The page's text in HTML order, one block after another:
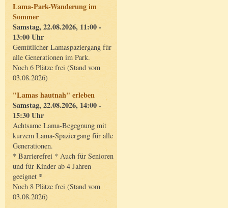
Lama-Park-Wanderung im
Sommer
Samstag, 22.08.2026, 11:00 -
13:00 Uhr
Gemütlicher Lamaspaziergang für
alle Generationen im Park.
Noch 6 Plätze frei (Stand vom
03.08.2026)
"Lamas hautnah" erleben
Samstag, 22.08.2026, 14:00 -
15:30 Uhr
Achtsame Lama-Begegnung mit
kurzem Lama-Spaziergang für alle
Generationen.
* Barrierefrei * Auch für Senioren
und für Kinder ab 4 Jahren
geeignet *
Noch 8 Plätze frei (Stand vom
03.08.2026)